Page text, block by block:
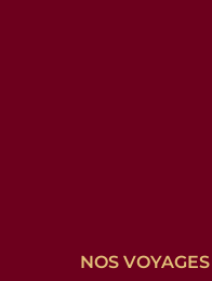
NOS